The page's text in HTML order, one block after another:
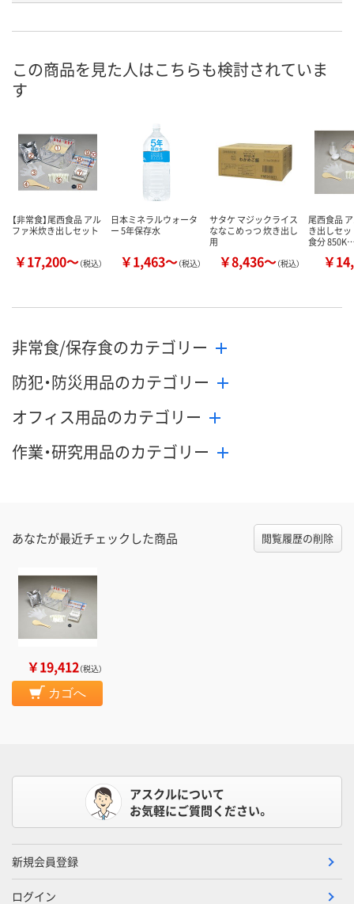
8月28日（金）まで
カ
この商品を見た人はこちらも検討されていま
す
【非常食】尾西食品 アル
ファ米炊き出しセット
￥17,200～（税込）
日本ミネラルウォータ
ー 5年保存水
￥1,463～（税込）
サタケ マジックライス
ななこめっつ 炊き出し
用
￥8,436～（税込）
尾西食品
き出しセ
食分
￥
非常食/保存食のカテゴリー
防犯・防災用品のカテゴリー
オフィス用品のカテゴリー
作業・研究用品のカテゴリー
あなたが最近チェックした商品 閲覧履歴の削除
￥19,412（税込）
カゴへ
アスクルについて
お気軽にご質問ください。
新規会員登録
ログイン